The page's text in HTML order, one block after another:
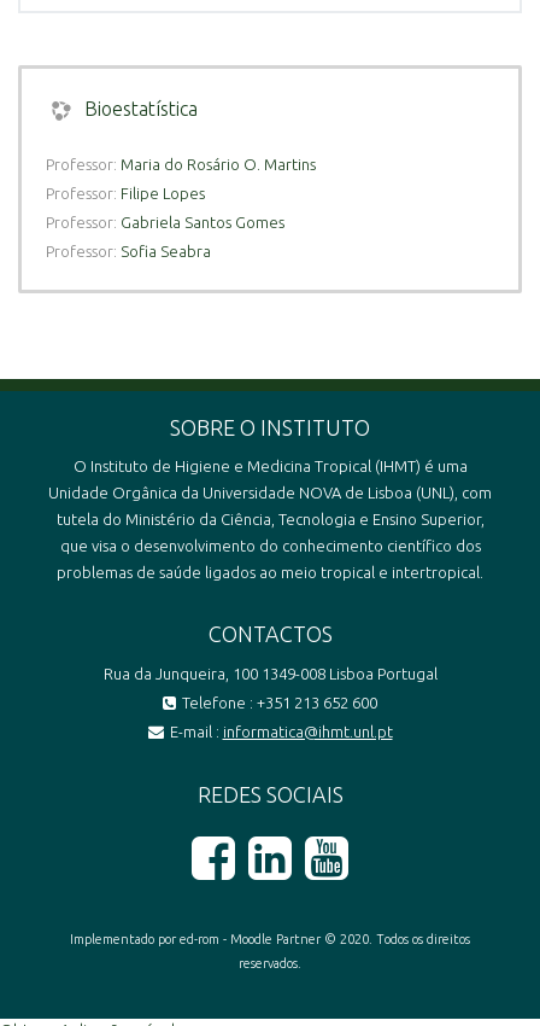
Bioestatística
Professor: Maria do Rosário O. Martins
Professor: Filipe Lopes
Professor: Gabriela Santos Gomes
Professor: Sofia Seabra
SOBRE O INSTITUTO
O Instituto de Higiene e Medicina Tropical (IHMT) é uma
Unidade Orgânica da Universidade NOVA de Lisboa (UNL), com
tutela do Ministério da Ciência, Tecnologia e Ensino Superior,
que visa o desenvolvimento do conhecimento científico dos
problemas de saúde ligados ao meio tropical e intertropical.
CONTACTOS
Rua da Junqueira, 100 1349-008 Lisboa Portugal
Telefone : +351 213 652 600
E-mail : informatica@ihmt.unl.pt
REDES SOCIAIS
Implementado por ed-rom - Moodle Partner © 2020. Todos os direitos
reservados.